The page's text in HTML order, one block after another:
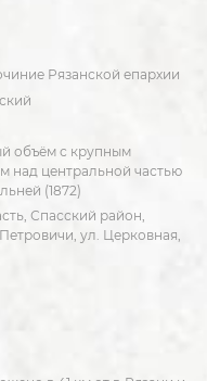
Рязанской епархии
объём с крупным
над центральной частью
(1872)
Спасский район,
ул. Церковная,